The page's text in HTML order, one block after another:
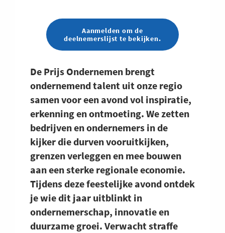
De Prijs Ondernemen brengt
ondernemend talent uit onze regio
samen voor een avond vol inspiratie,
erkenning en ontmoeting. We zetten
bedrijven en ondernemers in de
kijker die durven vooruitkijken,
grenzen verleggen en mee bouwen
aan een sterke regionale economie.
Tijdens deze feestelijke avond ontdek
je wie dit jaar uitblinkt in
ondernemerschap, innovatie en
duurzame groei. Verwacht straffe
Aanmelden om de
deelnemerslijst te bekijken.